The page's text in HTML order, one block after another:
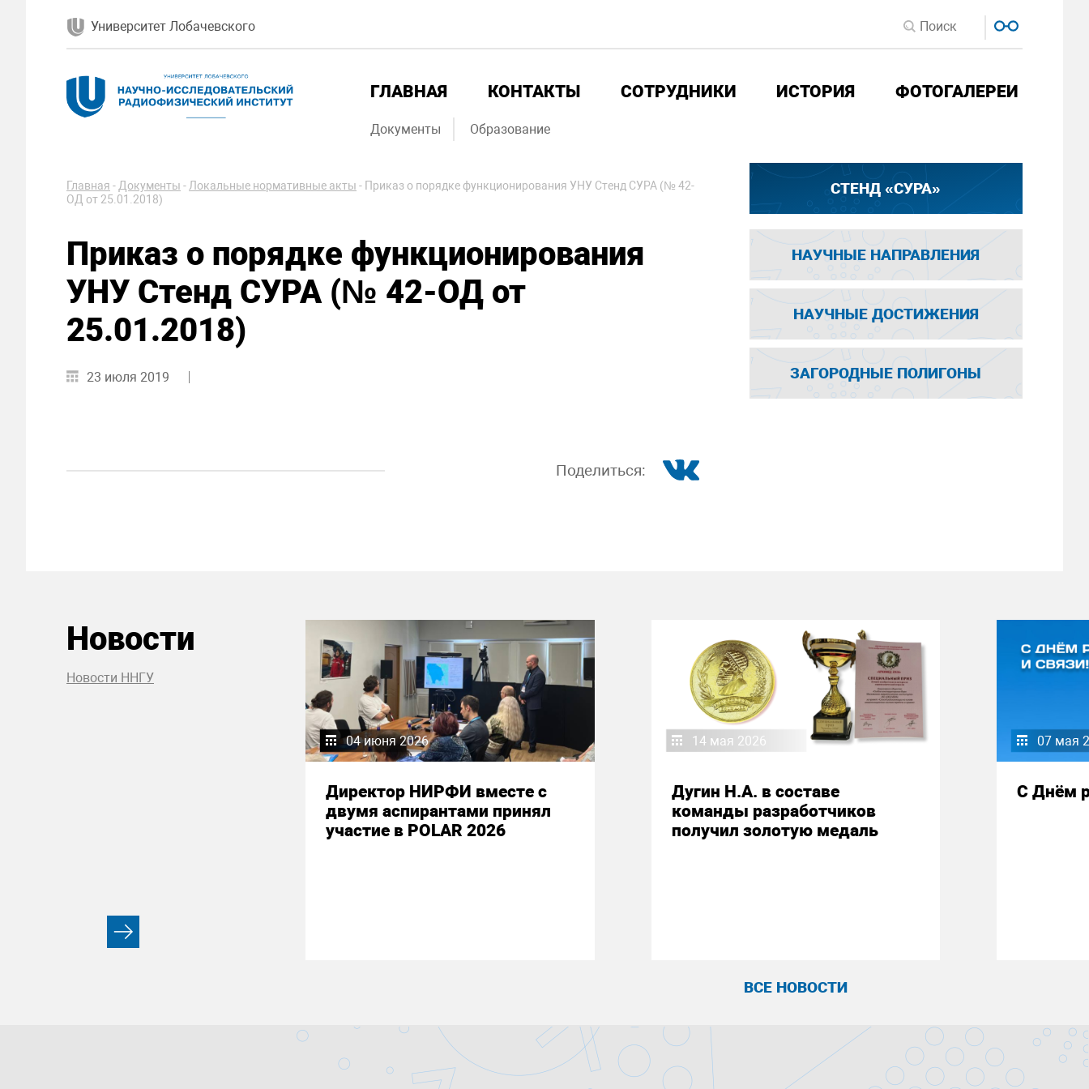
Университет Лобачевского
ГЛАВНАЯ КОНТАКТЫ СОТРУДНИКИ ИСТОРИЯ ФОТОГАЛЕРЕИ
Документы Образование
Главная -Документы -Локальные нормативные акты - Приказ о порядке функционирования УНУ Стенд СУРА (№ 42-
ОД от 25.01.2018)
Приказ о порядке функционирования
УНУ Стенд СУРА (№ 42-ОД от
25.01.2018)
23 июля 2019
Поделиться:
СТЕНД «СУРА»
НАУЧНЫЕ НАПРАВЛЕНИЯ
НАУЧНЫЕ ДОСТИЖЕНИЯ
ЗАГОРОДНЫЕ ПОЛИГОНЫ
Новости
Новости ННГУ
04 июня 2026
Директор НИРФИ вместе с
двумя аспирантами принял
участие в POLAR 2026
14 мая 2026
Дугин Н.А. в составе
команды разработчиков
получил золотую медаль
07 мая
С Днём
ВСЕ НОВОСТИ